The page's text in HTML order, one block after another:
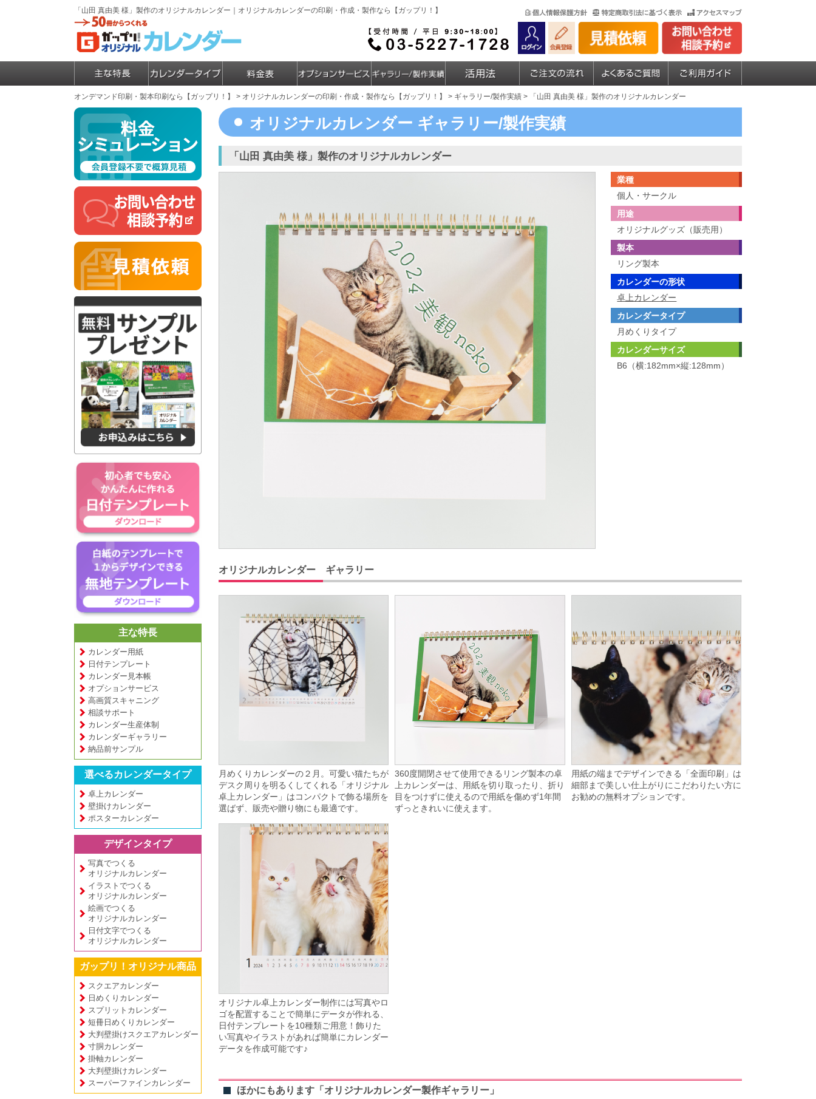
「山田 真由美 様」製作のオリジナルカレンダー｜オリジナルカレンダーの印刷・作成・製作なら【ガップリ！】
オンデマンド印刷・製本印刷なら【ガップリ！】 > オリジナルカレンダーの印刷・作成・製作なら【ガップリ！】 > ギャラリー/製作実績 > 「山田 真由美 様」製作のオリジナルカレンダー
主な特長
カレンダー用紙
日付テンプレート
カレンダー見本帳
オプションサービス
高画質スキャニング
相談サポート
カレンダー生産体制
カレンダーギャラリー
納品前サンプル
選べるカレンダータイプ
卓上カレンダー
壁掛けカレンダー
ポスターカレンダー
デザインタイプ
写真でつくる
オリジナルカレンダー
イラストでつくる
オリジナルカレンダー
絵画でつくる
オリジナルカレンダー
日付文字でつくる
オリジナルカレンダー
ガップリ！オリジナル商品
スクエアカレンダー
日めくりカレンダー
スプリットカレンダー
短冊日めくりカレンダー
大判壁掛けスクエアカレンダー
寸胴カレンダー
掛軸カレンダー
大判壁掛けカレンダー
スーパーファインカレンダー
オリジナルカレンダー ギャラリー/製作実績
「山田 真由美 様」製作のオリジナルカレンダー
業種
個人・サークル
用途
オリジナルグッズ（販売用）
製本
リング製本
カレンダーの形状
卓上カレンダー
カレンダータイプ
月めくりタイプ
カレンダーサイズ
B6（横:182mm×縦:128mm）
オリジナルカレンダー ギャラリー
月めくりカレンダーの２月。可愛い猫たちが
デスク周りを明るくしてくれる「オリジナル
卓上カレンダー」はコンパクトで飾る場所を
選ばず、販売や贈り物にも最適です。
360度開閉させて使用できるリング製本の卓
上カレンダーは、用紙を切り取ったり、折り
目をつけずに使えるので用紙を傷めず1年間
ずっときれいに使えます。
用紙の端までデザインできる「全面印刷」は
細部まで美しい仕上がりにこだわりたい方に
お勧めの無料オプションです。
オリジナル卓上カレンダー制作には写真やロ
ゴを配置することで簡単にデータが作れる、
日付テンプレートを10種類ご用意！飾りた
い写真やイラストがあれば簡単にカレンダー
データを作成可能です♪
ほかにもあります「オリジナルカレンダー製作ギャラリー」